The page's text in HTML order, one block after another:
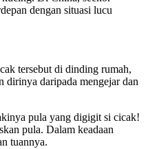
dengan situasi lucu
tersebut di dinding rumah,
dirinya daripada mengejar dan
pula yang digigit si cicak!
pula. Dalam keadaan
tuannya.